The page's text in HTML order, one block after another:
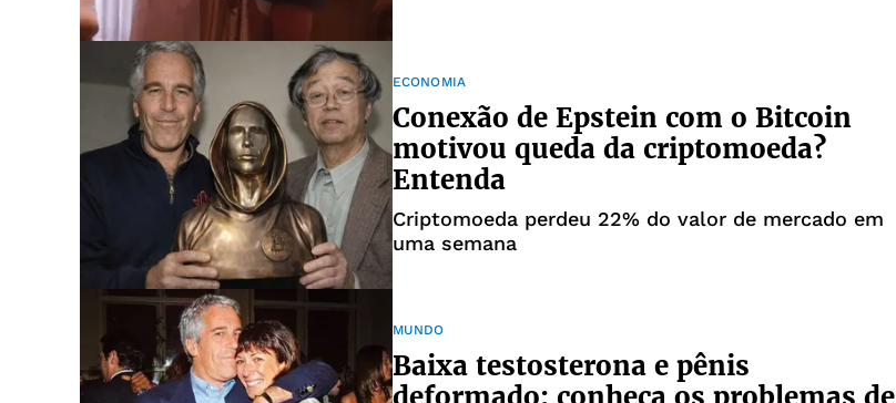
ECONOMIA
Conexão de Epstein com o Bitcoin
motivou queda da criptomoeda?
Entenda
Criptomoeda perdeu 22% do valor de mercado em
uma semana
MUNDO
Baixa testosterona e pênis